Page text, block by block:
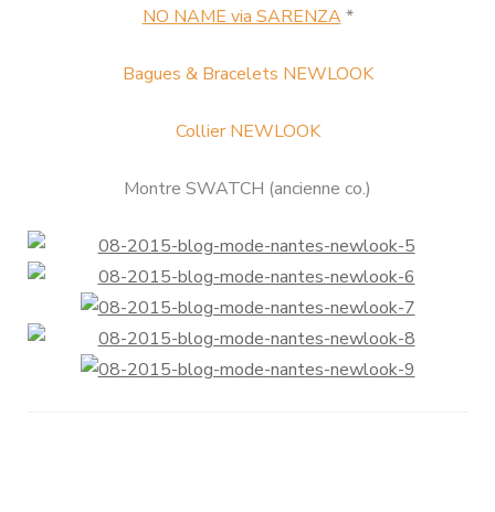
NO NAME via SARENZA *
Bagues & Bracelets NEWLOOK
Collier NEWLOOK
Montre SWATCH (ancienne co.)